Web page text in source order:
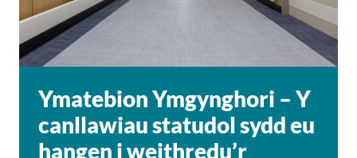
Ymatebion Ymgynghori – Y
canllawiau statudol sydd eu
hangen i weithredu’r